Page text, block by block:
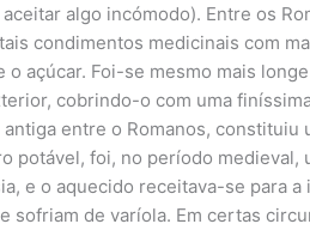
algo incómodo). Entre os
condimentos medicinais com
açúcar. Foi-se mesmo mais
cobrindo-o com uma
entre o Romanos, constituiu
potável, foi, no período medieval,
e o aquecido receitava-se para a
sofriam de varíola. Em certas